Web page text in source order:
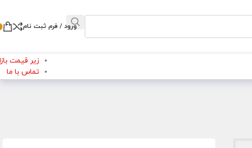
ورود / فرم ثبت نام
زیر قیمت
تماس با ما